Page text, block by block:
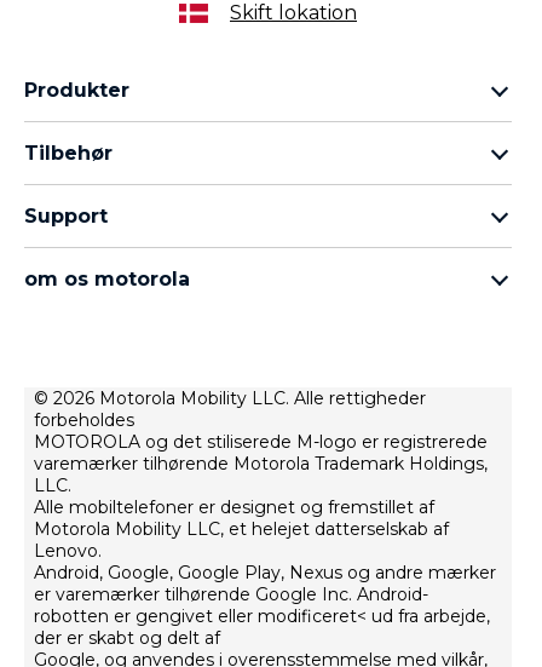
Skift lokation
Produkter
Moto G-familien
thinkphone by motorola
Tilbehør
Support
Reparationstilstand
Gendannelse og smart assistent
om os motorola
Salgsbetingelser
Brugsbetingelser
Webbeskyttelsespolitik
Innovation
Careers
Produktbeskyttelsespolitik
© 2026 Motorola Mobility LLC. Alle rettigheder
forbeholdes
MOTOROLA og det stiliserede M-logo er registrerede
varemærker tilhørende Motorola Trademark Holdings,
LLC.
Alle mobiltelefoner er designet og fremstillet af
Motorola Mobility LLC, et helejet datterselskab af
Lenovo.
Android, Google, Google Play, Nexus og andre mærker
er varemærker tilhørende Google Inc. Android-
robotten er gengivet eller modificeret< ud fra arbejde,
der er skabt og delt af
Google, og anvendes i overensstemmelse med vilkår,